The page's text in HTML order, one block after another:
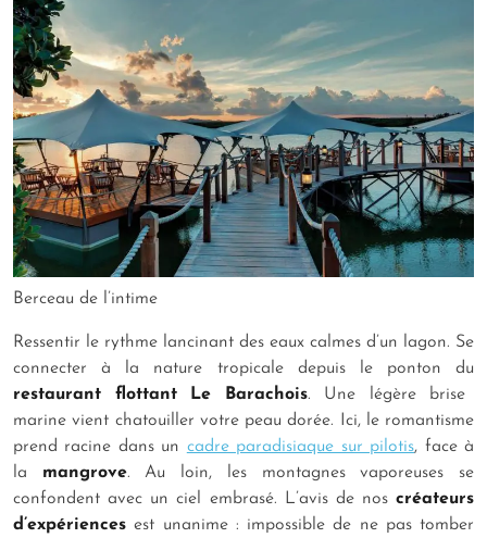
Berceau de l’intime
Ressentir le rythme lancinant des eaux calmes d’un lagon. Se
connecter à la nature tropicale depuis le ponton du
restaurant flottant Le Barachois. Une légère brise
marine vient chatouiller votre peau dorée. Ici, le romantisme
prend racine dans un cadre paradisiaque sur pilotis, face à
la mangrove. Au loin, les montagnes vaporeuses se
confondent avec un ciel embrasé. L’avis de nos créateurs
d’expériences est unanime : impossible de ne pas tomber